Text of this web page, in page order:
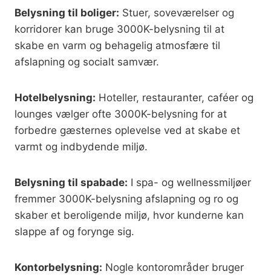
Belysning til boliger: Stuer, soveværelser og
korridorer kan bruge 3000K-belysning til at
skabe en varm og behagelig atmosfære til
afslapning og socialt samvær.
Hotelbelysning: Hoteller, restauranter, caféer og
lounges vælger ofte 3000K-belysning for at
forbedre gæsternes oplevelse ved at skabe et
varmt og indbydende miljø.
Belysning til spabade: I spa- og wellnessmiljøer
fremmer 3000K-belysning afslapning og ro og
skaber et beroligende miljø, hvor kunderne kan
slappe af og forynge sig.
Kontorbelysning: Nogle kontorområder bruger